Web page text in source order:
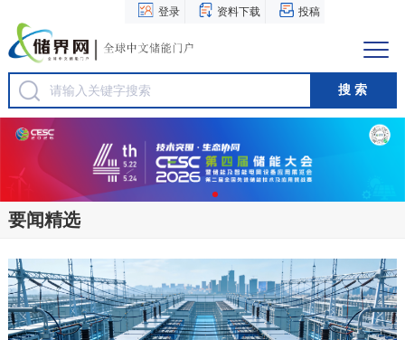
登录 资料下载 投稿
要闻精选